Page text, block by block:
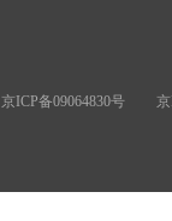
京ICP备09064830号